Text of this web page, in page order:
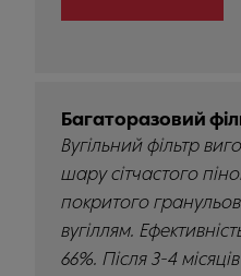
Багаторазовий
Вугільний фільтр
шару сітчастого
покритого
вугіллям.
66%. Після 3-4